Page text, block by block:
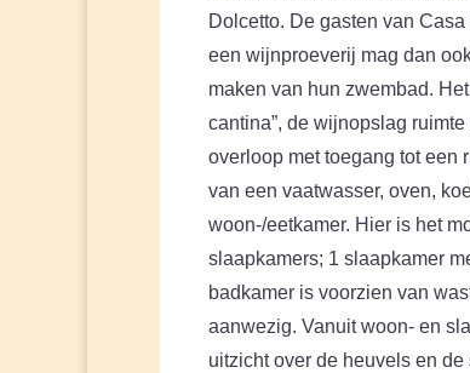
Dolcetto. De gasten van
een wijnproeverij mag dan
maken van hun zwembad.
cantina”, de wijnopslag
overloop met toegang tot een
van een vaatwasser, oven,
woon-/eetkamer. Hier is het
slaapkamers; 1 slaapkamer
badkamer is voorzien van
aanwezig. Vanuit woon- en
uitzicht over de heuvels en